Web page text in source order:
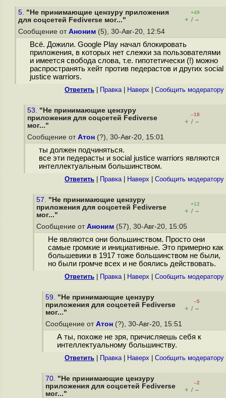
5. "Не принимающие цензуру приложения
для соцсетей Fediverse мог..."
+49
+ / –
Сообщение от Аноним (5), 30-Авг-20, 12:54
Всё. Дожили. Google Play начал блокировать
приложения, в которых нет слежки за пользователями
и имеется свобода слова, т.е. гипотетически (!) можно
распространять хейт против педерастов и других social
justice warriors.
Ответить Правка| Наверх Cообщить модератору
53. "Не принимающие цензуру
приложения для соцсетей Fediverse
мог..."
–18
+ / –
Сообщение от Атон (?), 30-Авг-20, 15:01
ты должен подчиняться.
все эти педерасты и social justice warriors являются
интеллектуальным большинством.
Ответить Правка| Наверх Cообщить модератору
57. "Не принимающие цензуру
приложения для соцсетей Fediverse
мог..."
+12
+ / –
Сообщение от Аноним (57), 30-Авг-20, 15:05
Не являются они большинством. Просто они
самые громкие и инициативные. Это примерно как
большевики в 1917 тоже большинством не были,
но были громче всех и не боялись действовать.
Ответить Правка| Наверх Cообщить модератору
59. "Не принимающие цензуру
приложения для соцсетей Fediverse
мог..."
–5
+ / –
Сообщение от Атон (?), 30-Авг-20, 15:51
А ты, похоже не зря, причисляешь себя к
интеллектуальному большинству.
Ответить Правка| Наверх Cообщить модератору
70. "Не принимающие цензуру
приложения для соцсетей Fediverse
мог..."
–2
+ / –